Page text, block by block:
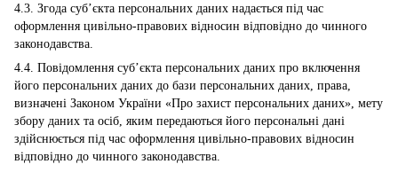
4.3. Згода суб’єкта персональних даних надається під час
оформлення цивільно-правових відносин відповідно до чинного
законодавства.
4.4. Повідомлення суб’єкта персональних даних про включення
його персональних даних до бази персональних даних, права,
визначені Законом України «Про захист персональних даних», мету
збору даних та осіб, яким передаються його персональні дані
здійснюється під час оформлення цивільно-правових відносин
відповідно до чинного законодавства.